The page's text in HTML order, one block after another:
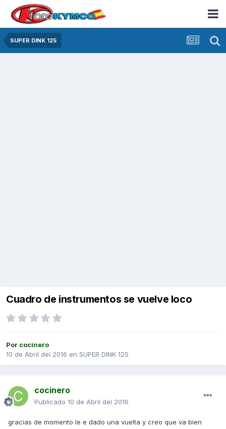
SUPER DINK 125
Cuadro de instrumentos se vuelve loco
Por cocinero
10 de Abril del 2016 en SUPER DINK 125
cocinero
Publicado 10 de Abril del 2016
gracias de momento le e dado una vuelta y creo que va bien